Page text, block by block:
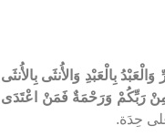
بِالْعَبْدِ وَالأُنثَى بِالأُنثَى
رَبِّكُمْ وَرَحْمَةٌ فَمَنْ اعْتَدَى